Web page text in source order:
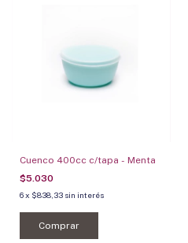
Cuenco 400cc c/tapa - Menta
$5.030
6x $838,33 sin interés
Comprar